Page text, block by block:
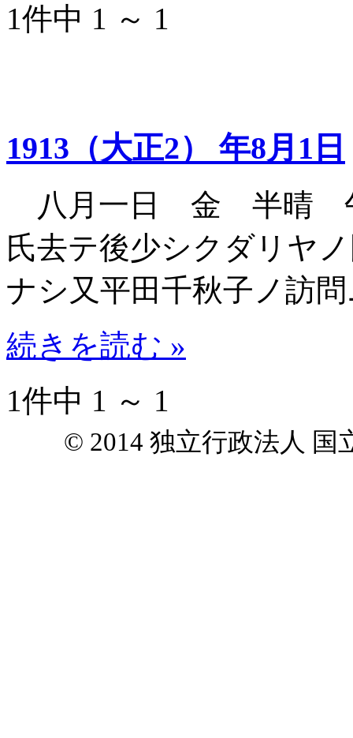
1件中 1 ～ 1
1913（大正2） 年8月1日
八月一日 金 半晴
氏去テ後少シクダリヤ
ナシ又平田千秋子ノ訪
続きを読む »
1件中 1 ～ 1
© 2014 独立行政法人 国